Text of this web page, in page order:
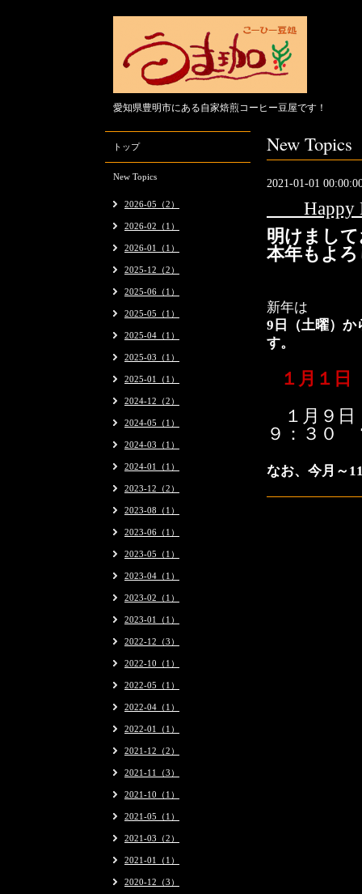
愛知県豊明市にある自家焙煎コーヒー豆屋です！
New Topics
2021-01-01
Happy
明けまし
本年もよ
新年は
9日（土曜）か
す。
１月１
１月９
９：３０
なお、今月～
トップ
New Topics
2026-05（2）
2026-02（1）
2026-01（1）
2025-12（2）
2025-06（1）
2025-05（1）
2025-04（1）
2025-03（1）
2025-01（1）
2024-12（2）
2024-05（1）
2024-03（1）
2024-01（1）
2023-12（2）
2023-08（1）
2023-06（1）
2023-05（1）
2023-04（1）
2023-02（1）
2023-01（1）
2022-12（3）
2022-10（1）
2022-05（1）
2022-04（1）
2022-01（1）
2021-12（2）
2021-11（3）
2021-10（1）
2021-05（1）
2021-03（2）
2021-01（1）
2020-12（3）